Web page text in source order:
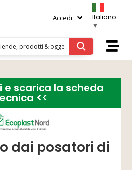
Accedi
Italiano
▼
e scarica la scheda
<<
dai posatori di